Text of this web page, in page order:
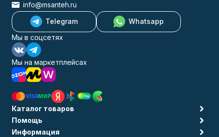
info@msanteh.ru
Telegram
Whatsapp
Мы в соцсетях
Мы на маркетплейсах
Каталог товаров
Помощь
Информация